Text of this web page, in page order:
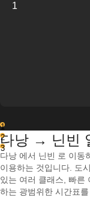
1
1
2
3
다낭 → 닌빈
다낭 에서 닌빈 로 이동
이용하는 것입니다. 도
있는 여러 클래스, 빠른
하는 광범위한 시간표